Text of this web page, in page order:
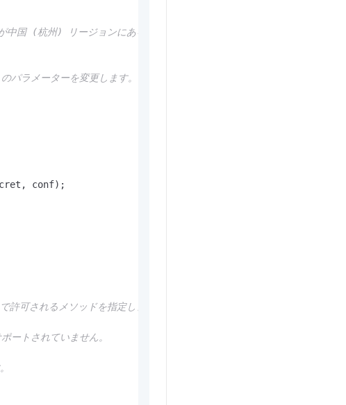
中国 (杭州) リージョンにある場合、リージョンを cn-hangzhou に設定し
ラメーターを変更します。
conf);
許可されるメソッドを指定します。
トされていません。